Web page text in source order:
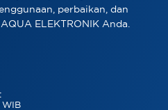
perbaikan, dan
ELEKTRONIK Anda.
WIB